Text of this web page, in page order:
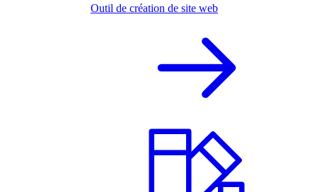
Outil de création de site web